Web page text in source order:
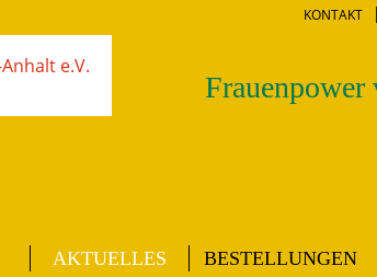
KONTAKT
Frauenpower
AKTUELLES BESTELLUNGEN